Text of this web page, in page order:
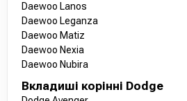
Daewoo Lanos
Daewoo Leganza
Daewoo Matiz
Daewoo Nexia
Daewoo Nubira
Вкладиші корінні Dodge